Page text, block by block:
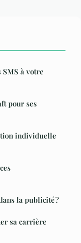
à votre
pour ses
individuelle
la publicité ?
sa carrière